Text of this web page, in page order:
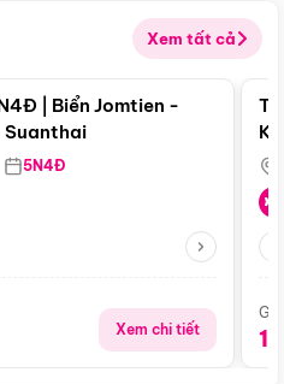
Xem tất cả
Điểm nổi bật
| Biển Jomtien -
Suanthai
5N4Đ
Xem chi tiết